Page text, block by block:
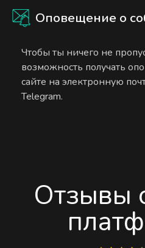
Оповещение о
Чтобы ты ничего не
возможность получать
сайте на электронную
Telegram.
Отзывы